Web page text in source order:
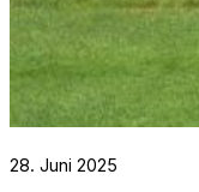
28. Juni 2025